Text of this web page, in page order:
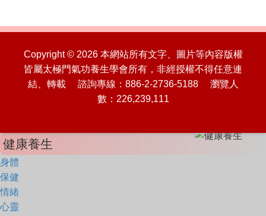
Copyright © 2026 本網站所有文字、圖片等內容版權
皆屬太極門氣功養生學會所有，非經授權不得任意連
結、轉載 諮詢專線：886-2-2736-5188 瀏覽人
數：226,239,111
健康養生
身體
保健
情緒
心靈